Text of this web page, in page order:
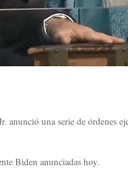
una serie de órdenes
Biden anunciadas hoy.